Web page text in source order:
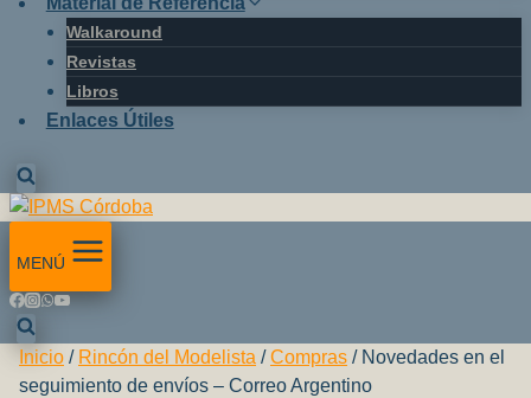
Walkaround
Revistas
Libros
Enlaces Útiles
MENÚ
Inicio / Rincón del Modelista / Compras / Novedades en el
seguimiento de envíos – Correo Argentino